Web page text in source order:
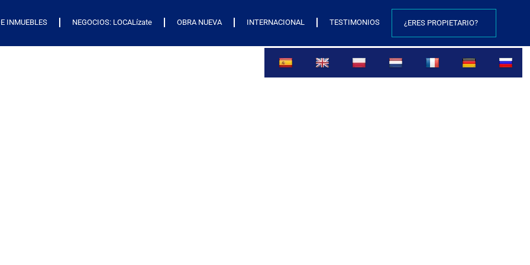
INMUEBLES NEGOCIOS: LOCALízate OBRA NUEVA INTERNACIONAL TESTIMONIOS ¿ERES PROPIETARIO?